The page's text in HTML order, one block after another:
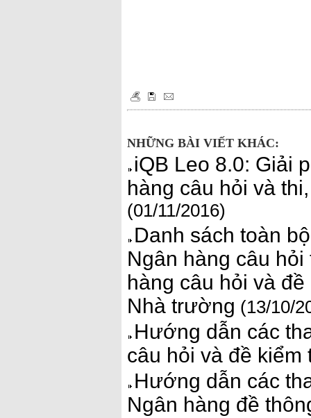
NHỮNG BÀI VIẾT KHÁC:
iQB Leo 8.0: Giải
hàng câu hỏi và
(01/11/2016)
Danh sách toàn
Ngân hàng câu
hàng câu hỏi và
Nhà trường (13/10/
Hướng dẫn các
câu hỏi và đề kiểm
Hướng dẫn các
Ngân hàng đề